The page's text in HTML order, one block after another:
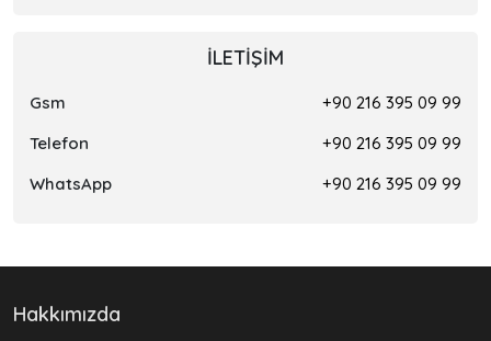
İLETIŞIM
Gsm
+90 216 395 09 99
Telefon
+90 216 395 09 99
WhatsApp
+90 216 395 09 99
Hakkımızda